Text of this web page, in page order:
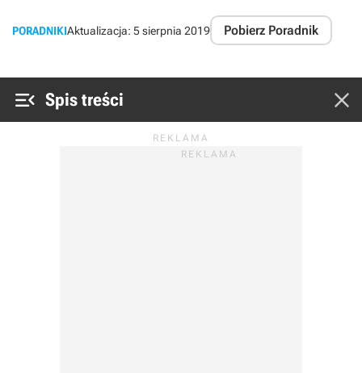
PORADNIKIAktualizacja: 5 sierpnia 2019 Pobierz Poradnik
 Spis treści 